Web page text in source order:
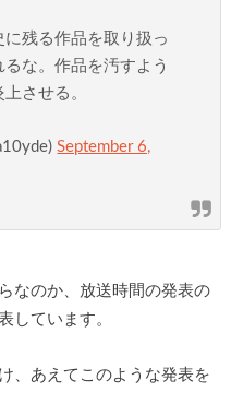
残る作品を取り扱っ
な。作品を汚すよう
させる。
September 6,
なのか、放送時間の発表の
しています。
、あえてこのような発表を